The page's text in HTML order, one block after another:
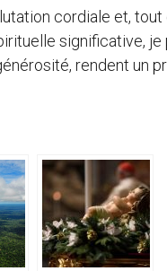
cordiale et,
significative,
rendent un